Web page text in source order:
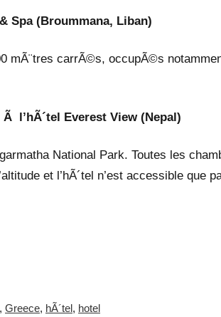
Spa (Broummana, Liban)
mÃ¨tres carrÃ©s, occupÃ©s
l’hÃ´tel Everest View (Nepal)
National Park. Toutes les
et l’hÃ´tel n’est accessible que
, Greece, hÃ´tel, hotel